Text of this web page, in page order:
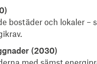
bostäder och lokaler
(2030)